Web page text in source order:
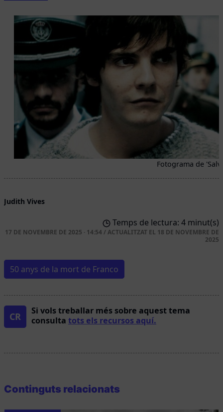
Fotograma de
Judith Vives
Temps de lectura: 4 minut(s)
17 DE NOVEMBRE DE 2025 · 14:54/ACTUALITZAT EL 18 DE NOVEMBRE DE
2025
50 anys de la mort de Franco
CR
Si vols treballar més sobre aquest tema
consulta tots els recursos aquí.
Continguts relacionats